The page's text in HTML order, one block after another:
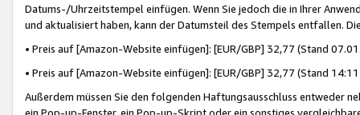
Datums-/Uhrzeitstempel einfügen. Wenn Sie jedoch die in Ihrer
und aktualisiert haben, kann der Datumsteil des Stempels entfallen.
• Preis auf [Amazon-Website einfügen]: [EUR/GBP] 32,77 (Stand
• Preis auf [Amazon-Website einfügen]: [EUR/GBP] 32,77 (Stand
Außerdem müssen Sie den folgenden Haftungsausschluss entweder
ein Pop-up-Fenster, ein Pop-up-Skript oder ein sonstiges